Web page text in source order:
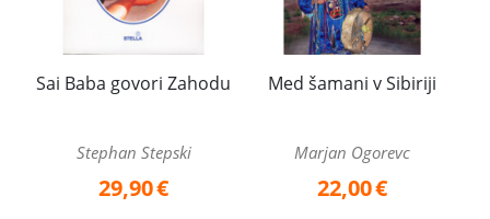
Sai Baba govori Zahodu
Stephan Stepski
29,90€
Med šamani v Sibiriji
Marjan Ogorevc
22,00€